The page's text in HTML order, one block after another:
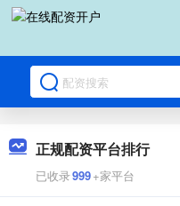
正规配资平台排行
已收录999+家平台